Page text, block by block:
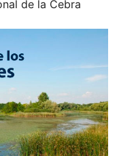
de la Cebra